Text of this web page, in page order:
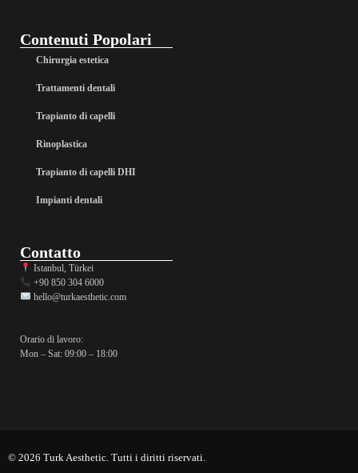
Contenuti Popolari
Chirurgia estetica
Trattamenti dentali
Trapianto di capelli
Rinoplastica
Trapianto di capelli DHI
Impianti dentali
Contatto
Istanbul, Türkei
+90 850 304 6000
hello@turkaesthetic.com
Orario di lavoro:
Mon – Sat: 09:00 – 18:00
© 2026 Turk Aesthetic. Tutti i diritti riservati.